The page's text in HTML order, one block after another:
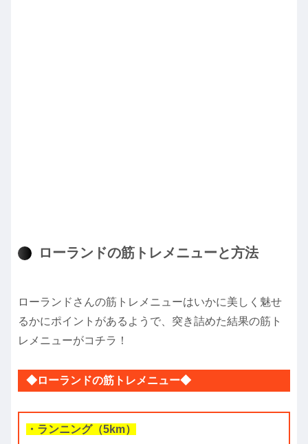
ローランドの筋トレメニューと方法
ローランドさんの筋トレメニューはいかに美しく魅せ
るかにポイントがあるようで、突き詰めた結果の筋ト
レメニューがコチラ！
◆ローランドの筋トレメニュー◆
・ランニング（5km）